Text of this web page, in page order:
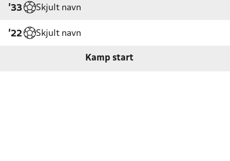
'33 Skjult navn
'22 Skjult navn
Kamp start